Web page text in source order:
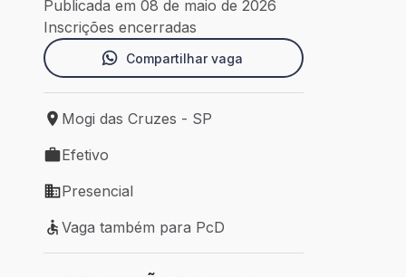
Publicada em 08 de maio de 2026
Inscrições encerradas
Compartilhar vaga
Local de trabalho: Mogi das Cruzes - SP
Mogi das Cruzes - SP
Tipo de vaga: Efetivo
Efetivo
Modelo de trabalho: Presencial
Presencial
Vaga também para PcD
Vaga também para PcD
Ir para candidatura